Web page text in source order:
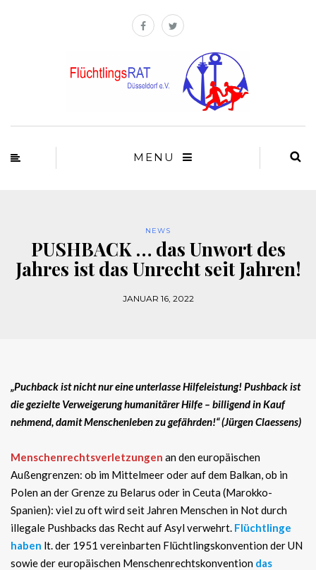
MENU
NEWS
PUSHBACK … das Unwort des
Jahres ist das Unrecht seit Jahren!
JANUAR 16, 2022
„Puchback ist nicht nur eine unterlasse Hilfeleistung! Pushback ist
die gezielte Verweigerung humanitärer Hilfe – billigend in Kauf
nehmend, damit Menschenleben zu gefährden!“ (Jürgen Claessens)
Menschenrechtsverletzungen an den europäischen
Außengrenzen: ob im Mittelmeer oder auf dem Balkan, ob in
Polen an der Grenze zu Belarus oder in Ceuta (Marokko-
Spanien): viel zu oft wird seit Jahren Menschen in Not durch
illegale Pushbacks das Recht auf Asyl verwehrt. Flüchtlinge
haben lt. der 1951 vereinbarten Flüchtlingskonvention der UN
sowie der europäischen Menschenrechtskonvention das